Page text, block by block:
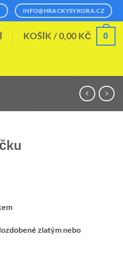
INFO@HRACKYSYKORA.CZ
KOŠÍK /0,00 KČ 0
zlatým nebo